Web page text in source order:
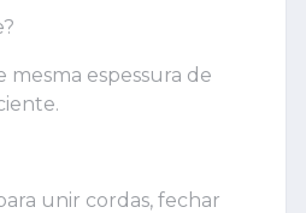
mesma espessura de
unir cordas, fechar